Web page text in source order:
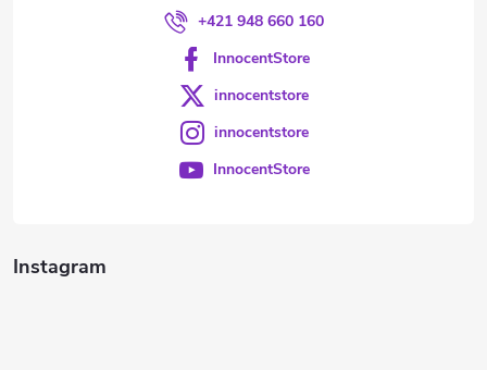
Instagram
+421 948 660 160
InnocentStore
innocentstore
innocentstore
InnocentStore